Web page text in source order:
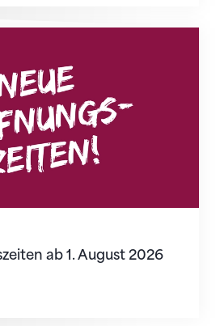
ab 1. August 2026
ab 1. August 2026